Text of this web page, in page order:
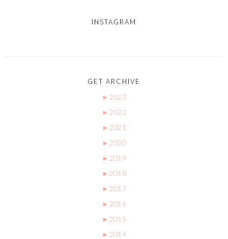
INSTAGRAM
GET ARCHIVE
► 2023
► 2022
► 2021
► 2020
► 2019
► 2018
► 2017
► 2016
► 2015
► 2014